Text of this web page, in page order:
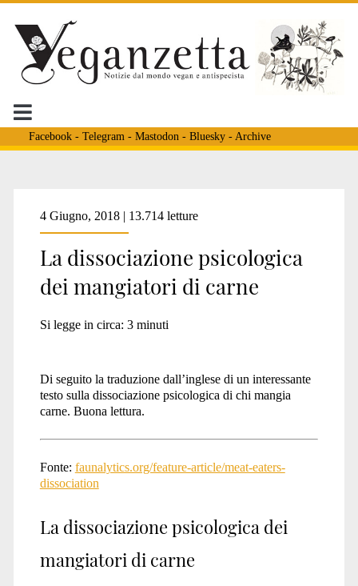
Facebook- Telegram - Mastodon - Bluesky- Archive
Tag:
<span>crudeltà
verso
gli
animali</span>
4 Giugno, 2018 | 13.714 letture
La dissociazione psicologica
dei mangiatori di carne
Si legge in circa: 3 minuti
Di seguito la traduzione dall’inglese di un interessante
testo sulla dissociazione psicologica di chi mangia
carne. Buona lettura.
Fonte: faunalytics.org/feature-article/meat-eaters-
dissociation
La dissociazione psicologica dei
mangiatori di carne